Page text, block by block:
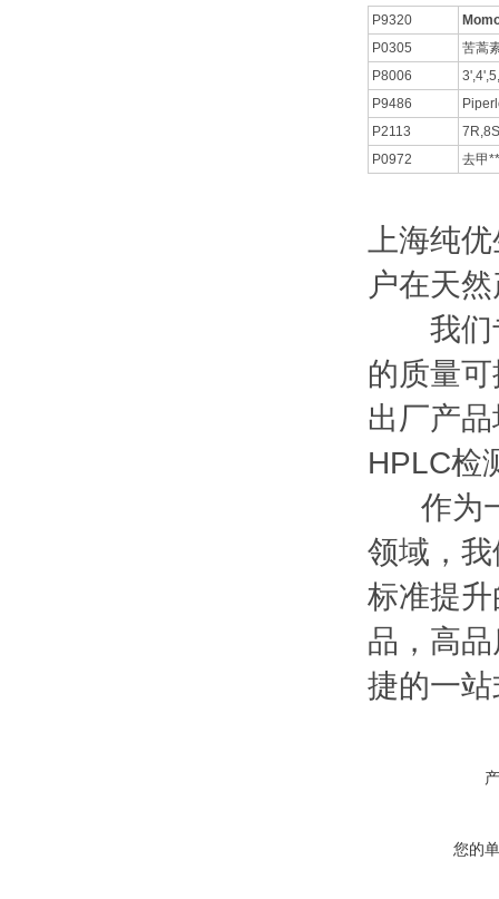
P9320
P0305
苦蒿
P8006
P9486
P2113
P0972
去甲
上海纯
户在天
我们专
的质量
出厂产
HPLC检
作为一
领域，
标准提
品，高
捷的一
您的